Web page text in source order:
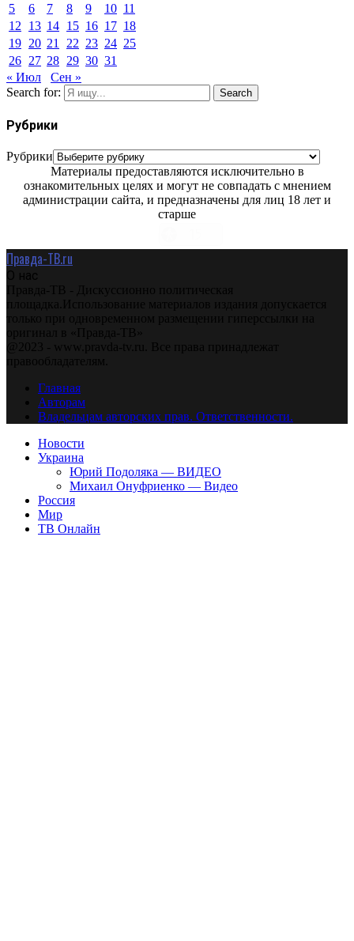
5
6 7 8 9 10 11
12
13 14 15 16 17 18
19 20 21 22 23 24 25
26 27 28 29 30 31
« Июл
Сен »
Search for:
Search
Рубрики
Рубрики
Материалы предоставляются исключительно в
ознакомительных целях и могут не совпадать с мнением
администрации сайта, и предназначены для лиц 18 лет и
старше
Правда-ТВ.ru
О нас
Правда-ТВ - Дискуссионно политическая
площадка.Использование материалов издания допускается
только при одновременном размещении гиперссылки на
оригинал в «Правда-ТВ»
@2023 - www.pravda-tv.ru. Все права принадлежат
правообладателям.
Главная
Авторам
Владельцам авторских прав. Ответственности.
Новости
Украина
Юрий Подоляка — ВИДЕО
Михаил Онуфриенко — Видео
Россия
Мир
ТВ Онлайн